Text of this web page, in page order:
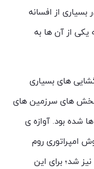
از افسانه
یکی از آن ها به
های بسیاری
های سرزمین های
شده بود. آوازه ی
امپراتوری روم
شد؛ برای این